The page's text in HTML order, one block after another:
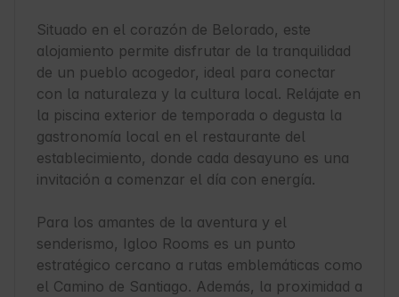
Situado en el corazón de Belorado, este
alojamiento permite disfrutar de la tranquilidad
de un pueblo acogedor, ideal para conectar
con la naturaleza y la cultura local. Relájate en
la piscina exterior de temporada o degusta la
gastronomía local en el restaurante del
establecimiento, donde cada desayuno es una
invitación a comenzar el día con energía.
Para los amantes de la aventura y el
senderismo, Igloo Rooms es un punto
estratégico cercano a rutas emblemáticas como
el Camino de Santiago. Además, la proximidad a